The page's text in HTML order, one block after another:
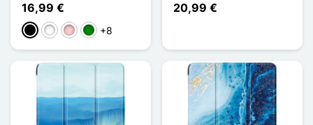
16,99 €
NegroBlancoRosaVerde
+8
20,99 €